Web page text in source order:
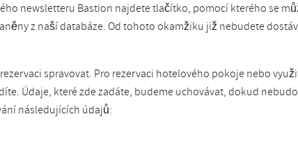
newsletteru Bastion najdete tlačítko, pomocí kterého se
z naší databáze. Od tohoto okamžiku již nebudete
spravovat. Pro rezervaci hotelového pokoje nebo
Údaje, které zde zadáte, budeme uchovávat, dokud
následujících údajů: